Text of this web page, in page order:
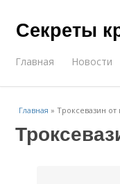
Секреты
Главная Новости
Главная »Троксевазин